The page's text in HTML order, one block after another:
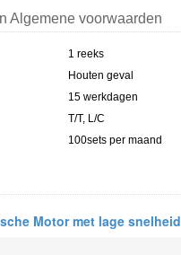
Algemene voorwaarden
1 reeks
Houten geval
15 werkdagen
T/T, L/C
100sets per maand
Motor met lage snelheid